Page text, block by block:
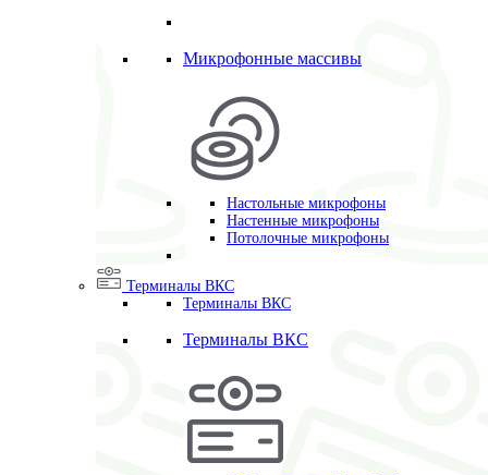
Микрофонные массивы
Настольные микрофоны
Настенные микрофоны
Потолочные микрофоны
Терминалы ВКС
Терминалы ВКС
Терминалы ВКС